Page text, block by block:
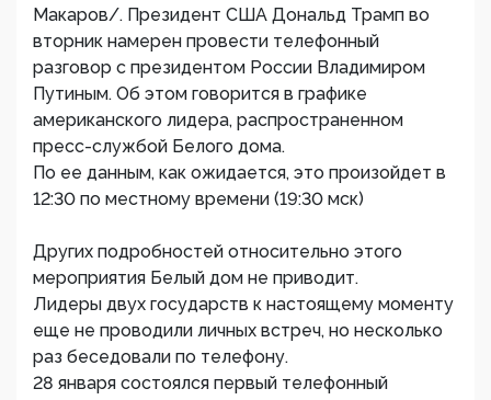
Макаров/. Президент США Дональд Трамп во
вторник намерен провести телефонный
разговор с президентом России Владимиром
Путиным. Об этом говорится в графике
американского лидера, распространенном
пресс-службой Белого дома.
По ее данным, как ожидается, это произойдет в
12:30 по местному времени (19:30 мск)
Других подробностей относительно этого
мероприятия Белый дом не приводит.
Лидеры двух государств к настоящему моменту
еще не проводили личных встреч, но несколько
раз беседовали по телефону.
28 января состоялся первый телефонный